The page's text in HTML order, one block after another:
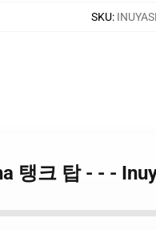
SKU:
탱크 탑 - - -